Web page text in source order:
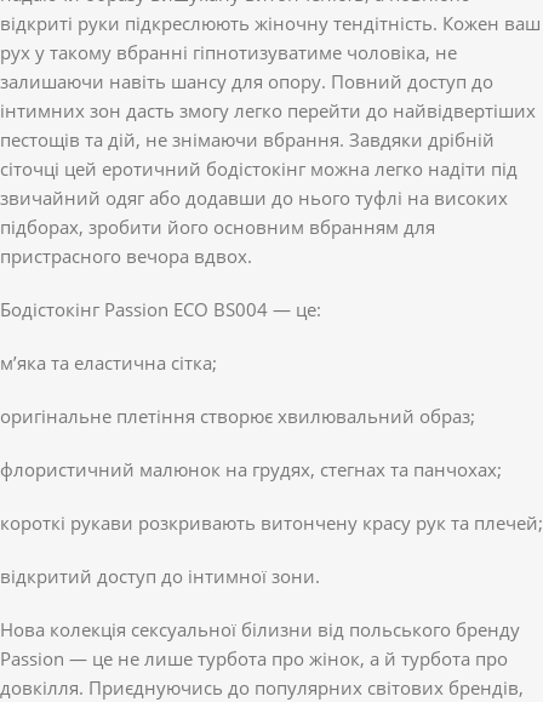
відкриті руки підкреслюють жіночну тендітність. Кожен ваш
рух у такому вбранні гіпнотизуватиме чоловіка, не
залишаючи навіть шансу для опору. Повний доступ до
інтимних зон дасть змогу легко перейти до найвідвертіших
пестощів та дій, не знімаючи вбрання. Завдяки дрібній
сіточці цей еротичний бодістокінг можна легко надіти під
звичайний одяг або додавши до нього туфлі на високих
підборах, зробити його основним вбранням для
пристрасного вечора вдвох.
Бодістокінг Passion ECO BS004 — це:
м’яка та еластична сітка;
оригінальне плетіння створює хвилювальний образ;
флористичний малюнок на грудях, стегнах та панчохах;
короткі рукави розкривають витончену красу рук та плечей;
відкритий доступ до інтимної зони.
Нова колекція сексуальної білизни від польського бренду
Passion — це не лише турбота про жінок, а й турбота про
довкілля. Приєднуючись до популярних світових брендів,